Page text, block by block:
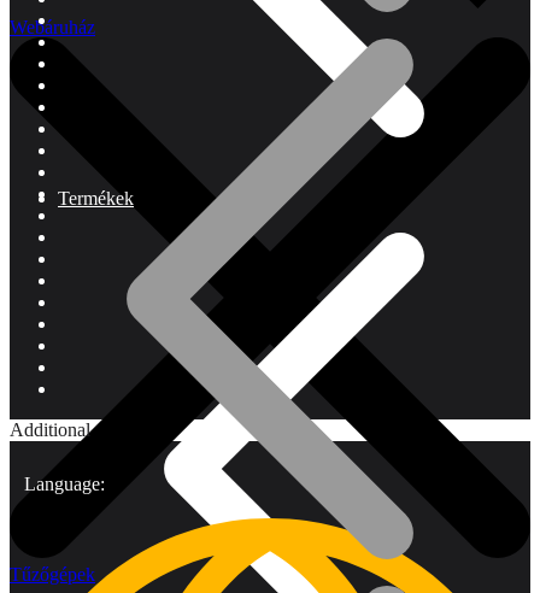
Termékek
Additional
Language:
Webáruház
Tűzőgépek